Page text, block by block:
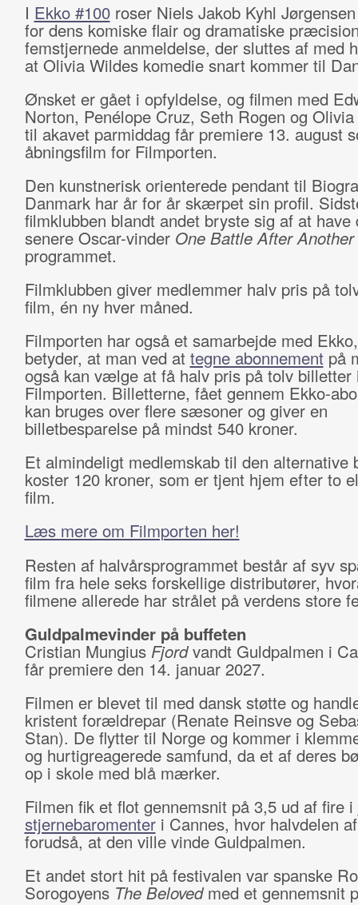
I Ekko #100roser Niels Jakob Kyhl
for dens komiske flair og dramatiske
femstjernede anmeldelse, der sluttes af med
at Olivia Wildes komedie snart kommer til
Ønsket er gået i opfyldelse, og filmen med
Norton, Penélope Cruz, Seth Rogen og
til akavet parmiddag får premiere 13. august
åbningsfilm for Filmporten.
Den kunstnerisk orienterede pendant til
Danmark har år for år skærpet sin profil.
filmklubben blandt andet bryste sig af at have
senere Oscar-vinder One Battle After Another
programmet.
Filmklubben giver medlemmer halv pris på
film, én ny hver måned.
Filmporten har også et samarbejde med
betyder, at man ved at tegne abonnementpå
også kan vælge at få halv pris på tolv billetter
Filmporten. Billetterne, fået gennem Ekko-
kan bruges over flere sæsoner og giver en
billetbesparelse på mindst 540 kroner.
Et almindeligt medlemskab til den alternative
koster 120 kroner, som er tjent hjem efter to
film.
Læs mere om Filmporten her!
Resten af halvårsprogrammet består af syv
film fra hele seks forskellige distributører,
filmene allerede har strålet på verdens store
Guldpalmevinder på buffeten
Cristian Mungius Fjordvandt Guldpalmen i
får premiere den 14. januar 2027.
Filmen er blevet til med dansk støtte og
kristent forældrepar (Renate Reinsve og
Stan). De flytter til Norge og kommer i
og hurtigreagerede samfund, da et af deres
op i skole med blå mærker.
Filmen fik et flot gennemsnit på 3,5 ud af fire i
stjernebaromenteri Cannes, hvor halvdelen
forudså, at den ville vinde Guldpalmen.
Et andet stort hit på festivalen var spanske
Sorogoyens The Beloved med et gennemsnit